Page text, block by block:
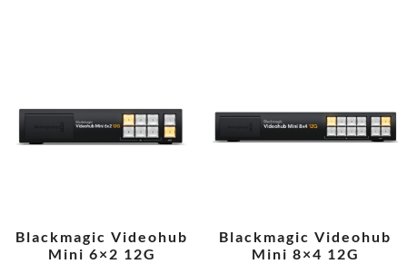
Blackmagic Videohub
Mini 6×2 12G
Blackmagic Videohub
Mini 8×4 12G